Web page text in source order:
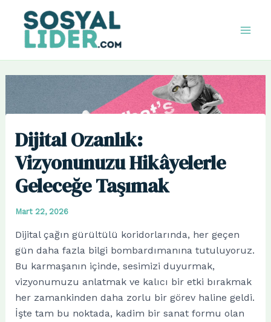
Dijital Ozanlık:
Vizyonunuzu Hikâyelerle
Geleceğe Taşımak
Mart 22, 2026
Dijital çağın gürültülü koridorlarında, her geçen
gün daha fazla bilgi bombardımanına tutuluyoruz.
Bu karmaşanın içinde, sesimizi duyurmak,
vizyonumuzu anlatmak ve kalıcı bir etki bırakmak
her zamankinden daha zorlu bir görev haline geldi.
İşte tam bu noktada, kadim bir sanat formu olan